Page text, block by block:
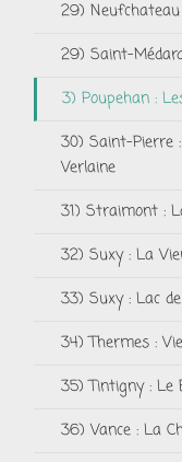
29)
29) Saint-
3) Poupehan :
30) Saint-Pierre
Verlaine
31) Straimont :
32) Suxy : La
33) Suxy : Lac
34) Thermes :
35) Tintigny : Le
36) Vance : La